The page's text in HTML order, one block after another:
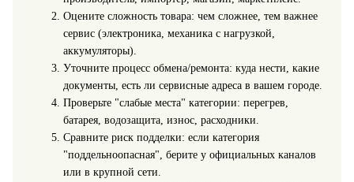
Оцените сложность товара: чем сложнее, тем важнее
сервис (электроника, механика с нагрузкой,
аккумуляторы).
Уточните процесс обмена/ремонта: куда нести, какие
документы, есть ли сервисные адреса в вашем городе.
Проверьте "слабые места" категории: перегрев,
батарея, водозащита, износ, расходники.
Сравните риск подделки: если категория
"поддельноопасная", берите у официальных каналов
или в крупной сети.